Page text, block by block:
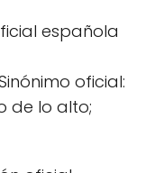
española
oficial:
de lo alto;